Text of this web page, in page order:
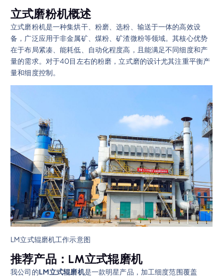
立式磨粉机概述
立式磨粉机是一种集烘干、粉磨、选粉、输送于一体的高效设
备，广泛应用于非金属矿、煤粉、矿渣微粉等领域。其核心优势
在于布局紧凑、能耗低、自动化程度高，且能满足不同细度和产
量的需求。对于40目左右的粉磨，立式磨的设计尤其注重平衡产
量和细度控制。
LM立式辊磨机工作示意图
推荐产品：LM立式辊磨机
我公司的LM立式辊磨机是一款明星产品，加工细度范围覆盖